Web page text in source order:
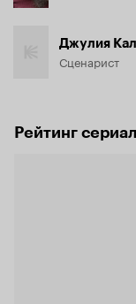
Джулия
Сценарист
Рейтинг